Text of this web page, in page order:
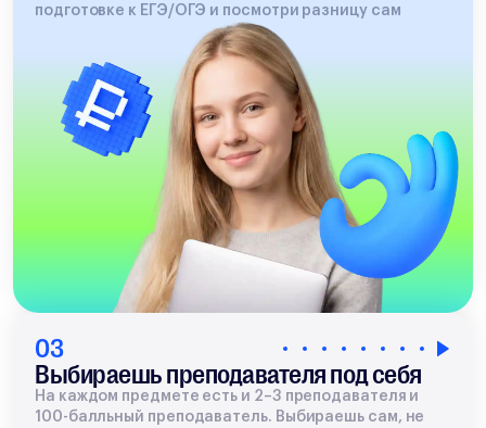
подготовке к ЕГЭ/ОГЭ и посмотри разницу сам
03
Выбираешь преподавателя под себя
На каждом предмете есть и 2–3 преподавателя и
100-балльный преподаватель. Выбираешь сам, не